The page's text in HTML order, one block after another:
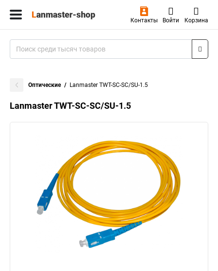
Контакты Войти Корзина
Оптические Lanmaster TWT-SC-SC/SU-1.5
Lanmaster TWT-SC-SC/SU-1.5